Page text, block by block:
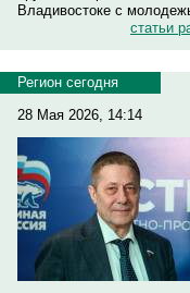
Владивостоке с
статьи
Регион сегодня
28 Мая 2026, 14:14